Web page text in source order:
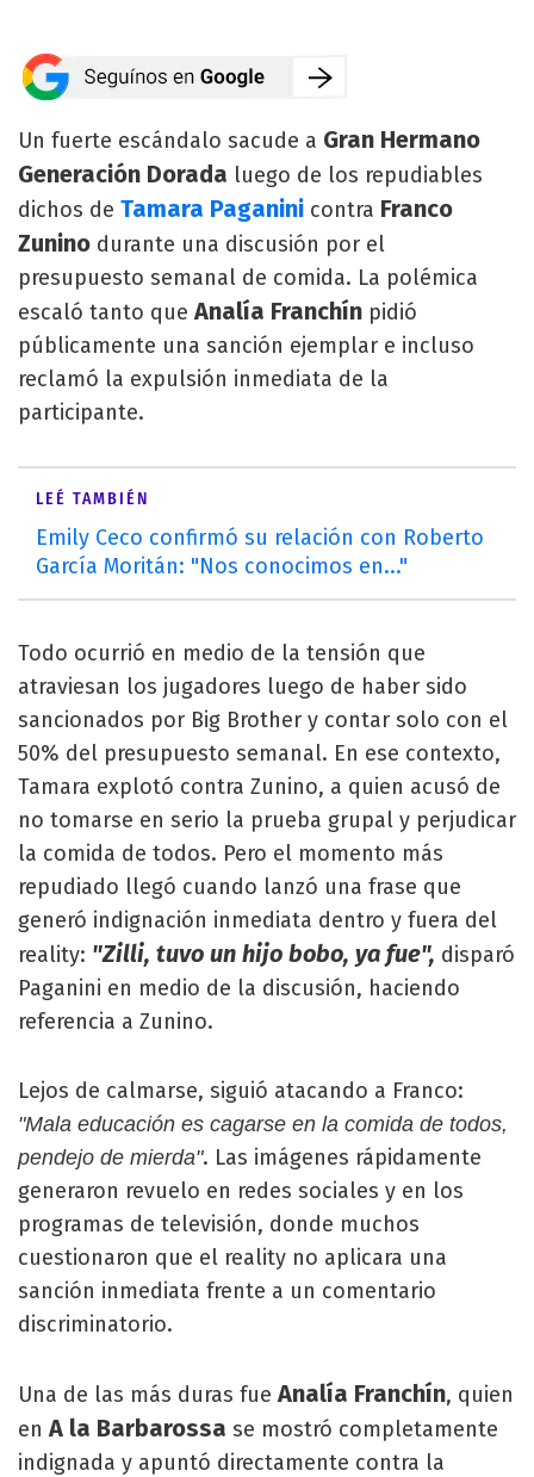
Un fuerte escándalo sacude a Gran Hermano
Generación Dorada luego de los repudiables
dichos de Tamara Paganini contra Franco
Zunino durante una discusión por el
presupuesto semanal de comida. La polémica
escaló tanto queAnalía Franchín pidió
públicamente una sanción ejemplar e incluso
reclamó la expulsión inmediata de la
participante.
LEÉ TAMBIÉN
Emily Ceco confirmó su relación con Roberto
García Moritán: "Nos conocimos en..."
Todo ocurrió en medio de la tensión que
atraviesan los jugadores luego de haber sido
sancionados por Big Brother y contar solo con el
50% del presupuesto semanal. En ese contexto,
Tamara explotó contra Zunino, a quien acusó de
no tomarse en serio la prueba grupal y perjudicar
la comida de todos. Pero el momento más
repudiado llegó cuando lanzó una frase que
generó indignación inmediata dentro y fuera del
reality: "Zilli, tuvo un hijo bobo, ya fue", disparó
Paganini en medio de la discusión, haciendo
referencia a Zunino.
Lejos de calmarse, siguió atacando a Franco:
"Mala educación es cagarse en la comida de todos,
pendejo de mierda". Las imágenes rápidamente
generaron revuelo en redes sociales y en los
programas de televisión, donde muchos
cuestionaron que el reality no aplicara una
sanción inmediata frente a un comentario
discriminatorio.
Una de las más duras fueAnalía Franchín, quien
enA la Barbarossa se mostró completamente
indignada y apuntó directamente contra la